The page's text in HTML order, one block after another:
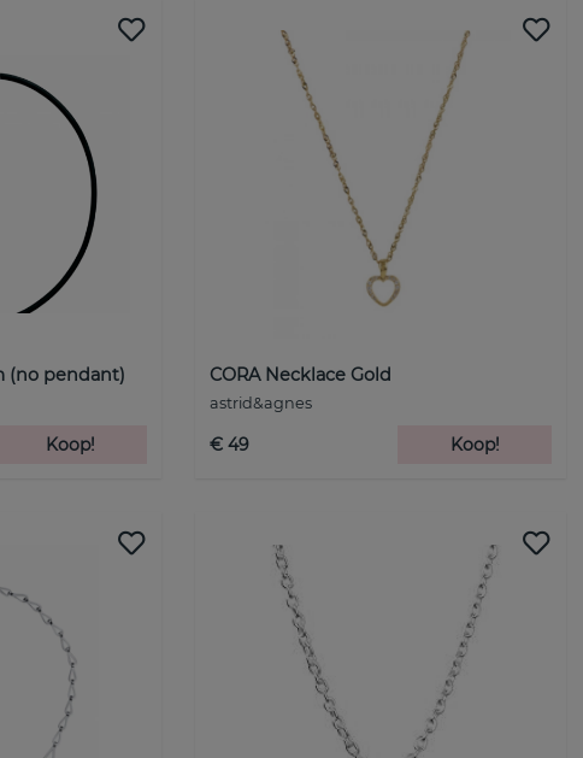
(no pendant)
Koop!
CORA Necklace Gold
astrid&agnes
€ 49 Koop!